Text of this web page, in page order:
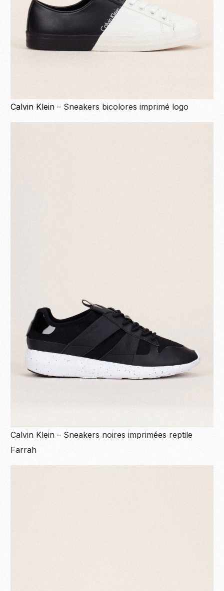
Calvin Klein – Sneakers bicolores imprimé logo
Calvin Klein – Sneakers noires imprimées reptile
Farrah